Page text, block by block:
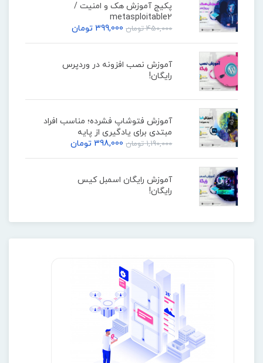
پکیج آموزش هک و امنیت /
metasploitable2
450,000 تومان 399,000 تومان
آموزش نصب افزونه در وردپرس
رایگان!
آموزش فتوشاپ فشرده؛ مناسب افراد
مبتدی برای یادگیری از پایه
1,190,000 تومان 398,000 تومان
آموزش رایگان اسمبل کیس
رایگان!